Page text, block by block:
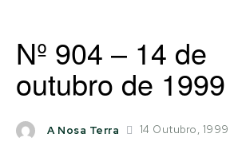
Nº 904 – 14 de
outubro de 1999
A Nosa Terra 14 Outubro, 1999